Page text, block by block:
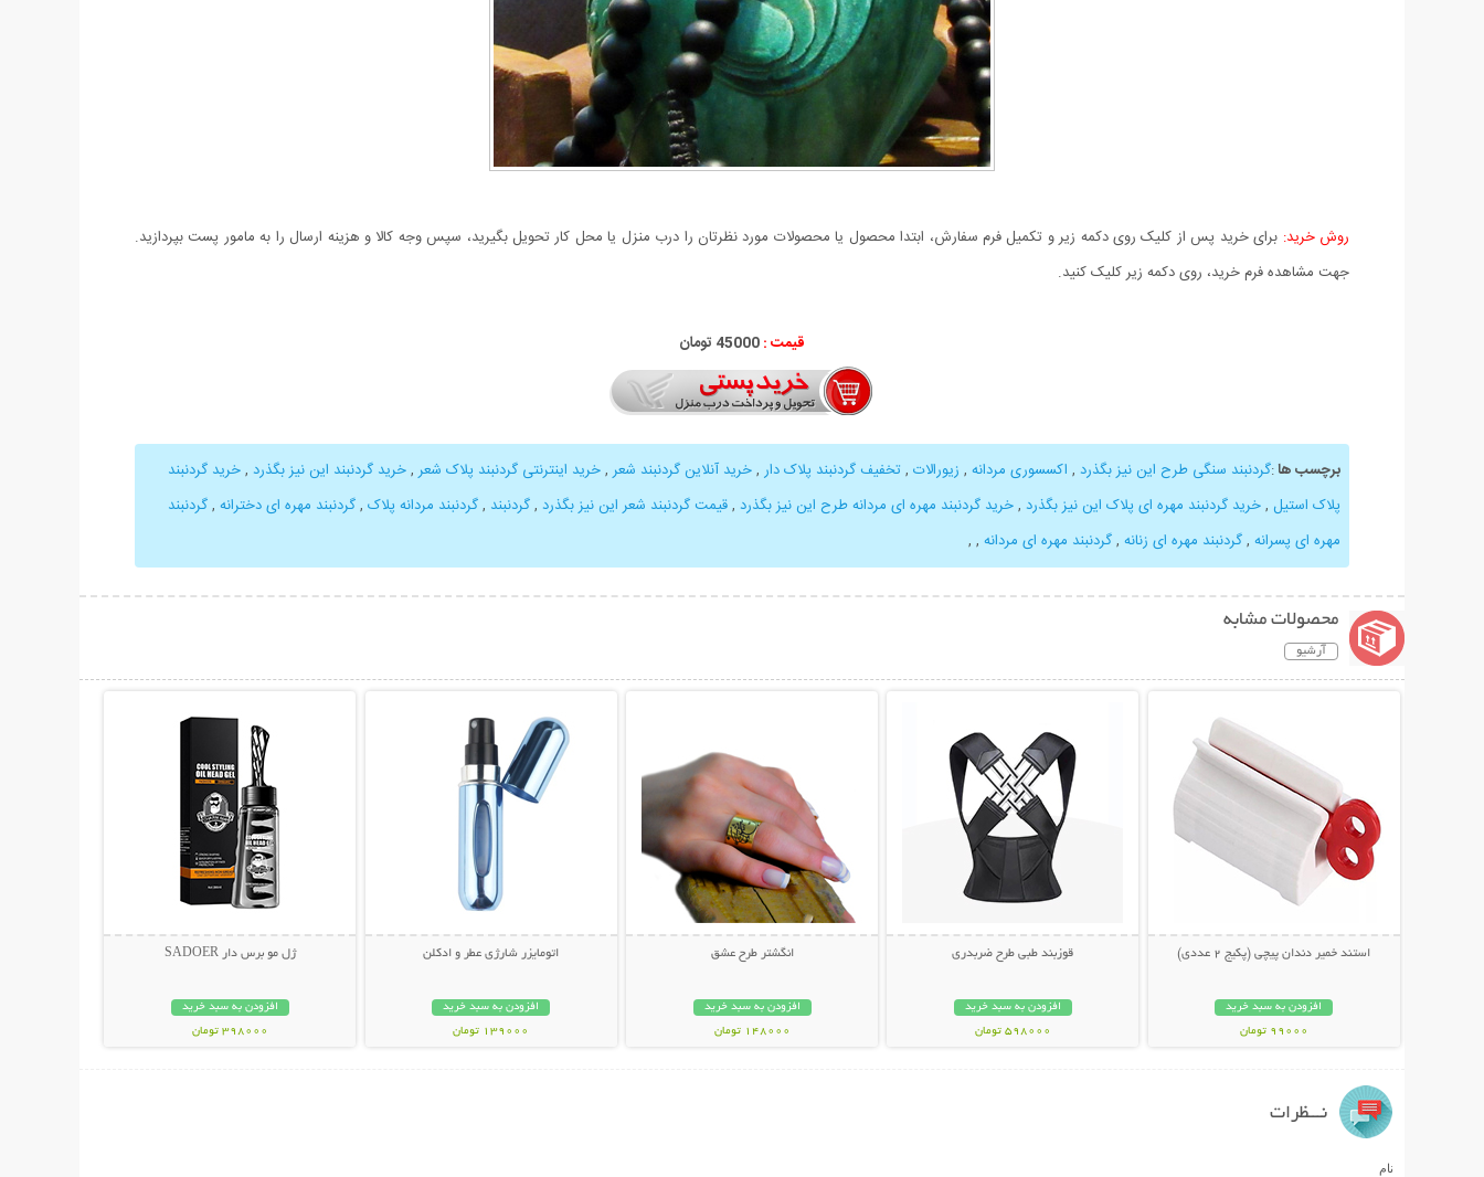
روش خرید: برای خرید پس از کلیک روی دکمه زیر و تکمیل فرم سفارش، ابتدا محصول یا محصولات مورد نظرتان را درب منزل یا محل کار تحویل بگیرید، سپس وجه کالا و هزینه ارسال را به مامور پست بپردازید.
جهت مشاهده فرم خرید، روی دکمه زیر کلیک کنید.
قیمت : 45000 تومان
برچسب ها:گردنبند سنگی طرح این نیز بگذرد , اکسسوری مردانه , زیورالات , تخفیف گردنبند پلاک دار ,خرید آنلاین گردنبند شعر ,خرید اینترنتی گردنبند پلاک شعر ,خرید گردنبند این نیز بگذرد ,خرید گردنبند
پلاک استیل ,خرید گردنبند مهره ای پلاک این نیز بگذرد ,خرید گردنبند مهره ای مردانه طرح این نیز بگذرد ,قیمت گردنبند شعر این نیز بگذرد ,گردنبند ,گردنبند مردانه پلاک ,گردنبند مهره ای دخترانه ,گردنبند
مهره ای پسرانه ,گردنبند مهره ای زنانه ,گردنبند مهره ای مردانه ,
,
محصولات مشابه
آرشیو
استند خمیر دندان پیچی (پکیج 2 عددی)
افزودن به سبد خرید
99000 تومان
قوزبند طبی طرح ضربدری
افزودن به سبد خرید
598000 تومان
انگشتر طرح عشق
افزودن به سبد خرید
148000 تومان
اتومایزر شارژی عطر و ادکلن
افزودن به سبد خرید
139000 تومان
ژل مو برس دار SADOER
افزودن به سبد خرید
398000 تومان
نـــظرات
نام